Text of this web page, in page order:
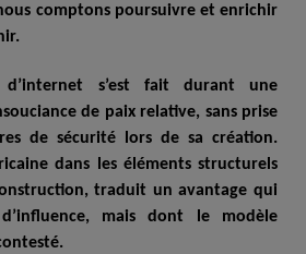
comptons poursuivre et enrichir
d’internet s’est fait durant une
de paix relative, sans prise
de sécurité lors de sa création.
dans les éléments structurels
traduit un avantage qui
mais dont le modèle